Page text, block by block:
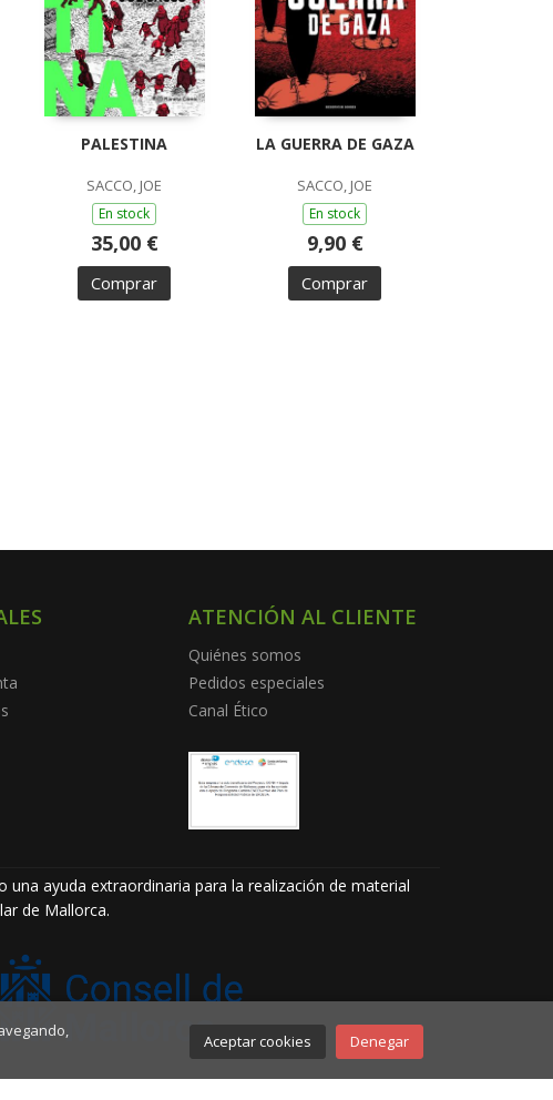
PALESTINA
SACCO, JOE
En stock
35,00 €
Comprar
LA GUERRA DE GAZA
SACCO, JOE
En stock
9,90 €
Comprar
ATENCIÓN AL CLIENTE
Quiénes somos
Pedidos especiales
Canal Ético
una ayuda extraordinaria para la realización de material
de Mallorca.
Aceptar cookies Denegar